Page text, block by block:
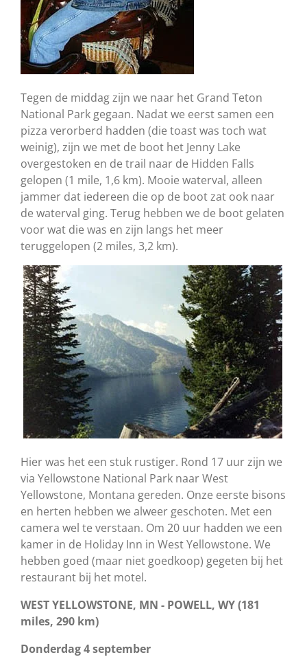
Tegen de middag zijn we naar het Grand Teton
National Park gegaan. Nadat we eerst samen een
pizza verorberd hadden (die toast was toch wat
weinig), zijn we met de boot het Jenny Lake
overgestoken en de trail naar de Hidden Falls
gelopen (1 mile, 1,6 km). Mooie waterval, alleen
jammer dat iedereen die op de boot zat ook naar
de waterval ging. Terug hebben we de boot gelaten
voor wat die was en zijn langs het meer
teruggelopen (2 miles, 3,2 km).
Hier was het een stuk rustiger. Rond 17 uur zijn we
via Yellowstone National Park naar West
Yellowstone, Montana gereden. Onze eerste bisons
en herten hebben we alweer geschoten. Met een
camera wel te verstaan. Om 20 uur hadden we een
kamer in de Holiday Inn in West Yellowstone. We
hebben goed (maar niet goedkoop) gegeten bij het
restaurant bij het motel.
WEST YELLOWSTONE, MN - POWELL, WY (181
miles, 290 km)
Donderdag 4 september